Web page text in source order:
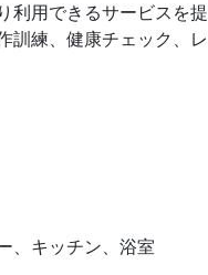
利用できるサービスを提
訓練、健康チェック、レ
、キッチン、浴室